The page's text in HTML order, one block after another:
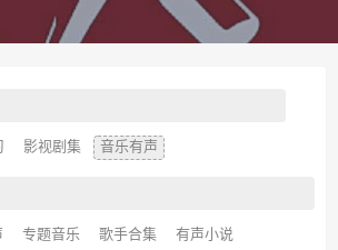
影视剧集 音乐有声
专题音乐 歌手合集 有声小说